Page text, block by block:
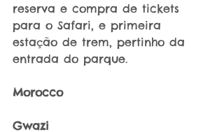
reserva e compra de tickets
para o Safari, e primeira
estação de trem, pertinho da
entrada do parque.
Morocco
Gwazi